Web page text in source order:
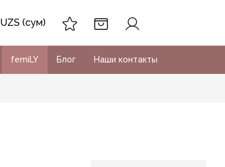
UZS (сум)
femiLY Блог Наши контакты